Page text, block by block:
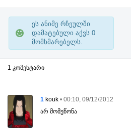
ეს ანიმე რჩეულში
დამატებული აქვს 0
მომხმარებელს.
1 კომენტარი
1 kouk • 00:10, 09/12/2012
არ მომეწონა